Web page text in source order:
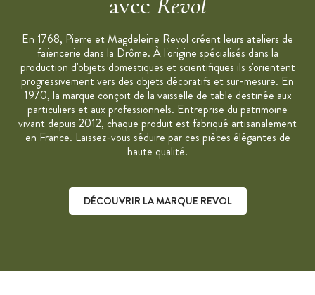
Fabriqué en France
Utilisation : au four (300°C), au micro-ondes, au
congélateur (-20°C)
Non compatible avec les autres sources de chaleur
(plaque électrique, vitrocéramique, induction, gaz)
Nettoyage facile au lave-vaisselle
Wok vendu à l'unité
Collection : Belle Cuisine
"C'est notre travail qui depuis plus de 200 ans transforme la
terre en porcelaine"
En 1768, Pierre et Magdeleine Revol créent leurs ateliers de
faïencerie dans la Drôme. À l'origine spécialisés dans la
production d'objets domestiques et scientifiques ils s'orientent
progressivement vers des objets décoratifs et sur-mesure. En
1970, la marque conçoit de la vaisselle de table destinée aux
particuliers et aux professionnels. Entreprise du patrimoine
vivant depuis 2012, chaque produit est fabriqué artisanalement
en France. Laissez-vous séduire par ces pièces élégantes de
haute qualité.
DÉCOUVRIR LA MARQUE REVOL